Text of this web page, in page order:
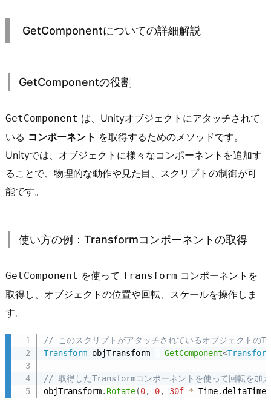
o
e
n
t
割
方
の
r
a
s
GetComponentについての詳細解説
GetComponentの役割
GetComponent は、Unityオブジェクトにアタッチされて
いる コンポーネント を取得するためのメソッドです。
Unityでは、オブジェクトに様々なコンポーネントを追加す
ることで、物理的な動作や見た目、スクリプトの制御が可
能です。
使い方の例：Transformコンポーネントの取得
GetComponent を使って Transform コンポーネントを
取得し、オブジェクトの位置や回転、スケールを操作しま
す。
// このスクリプトがアタッチされているオブジェクトの
Transform objTransform = GetComponent<Transform
// 取得したTransformコンポーネントを使って回転を加
objTransform. Rotate(0, 0, 30f * Time.deltaTime